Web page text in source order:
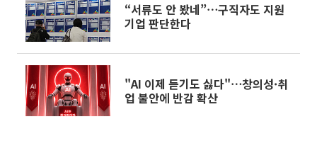
“서류도 안 봤네”⋯구직자도 지원
기업 판단한다
"AI 이제 듣기도 싫다"⋯창의성·취
업 불안에 반감 확산